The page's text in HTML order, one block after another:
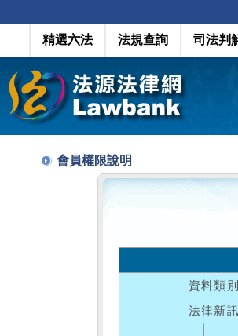
精選六法 法規查詢 司法判
會員權限說明
資料類別
法律新訊